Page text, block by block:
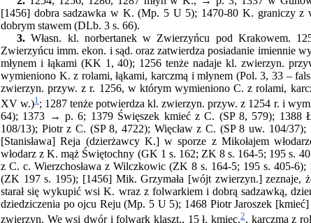
[1456] dobra sadzawka w K. (Mp. 5 U 5); 1470-80 K. graniczy
dobrym stawem (DLb. 3 s. 66).
3. Własn. kl. norbertanek w Zwierzyńcu pod Krakowem.
Zwierzyńcu imm. ekon. i sąd. oraz zatwierdza posiadanie imiennie
młynem i łąkami (KK 1, 40); 1256 tenże nadaje kl. zwierzyn.
wymieniono K. z rolami, łąkami, karczmą i młynem (Pol. 3, 33 –
zwierzyn. przyw. z r. 1256, w którym wymieniono C. z rolami,
XV w.)1; 1287 tenże potwierdza kl. zwierzyn. przyw. z 1254 r. i
64); 1373 → p. 6; 1379 Święszek kmieć z C. (SP 8, 579); 1388
108/13); Piotr z C. (SP 8, 4722); Więcław z C. (SP 8 uw. 104/37);
[Stanisława] Reja (dzierżawcy K.] w sporze z Mikołajem
włodarz z K. mąż Świętochny (GK 1 s. 162; ZK 8 s. 164-5; 195 s.
z C. c. Wierzchosława z Wilczkowic (ZK 8 s. 164-5; 195 s. 405-
(ZK 197 s. 195); [1456] Mik. Grzymała [wójt zwierzyn.] zeznaje,
starał się wykupić wsi K. wraz z folwarkiem i dobrą sadzawką,
dziedziczenia po ojcu Reju (Mp. 5 U 5); 1468 Piotr Jaroszek
zwierzyn. We wsi dwór i folwark klaszt., 15 ł. kmiec.2, karczma z